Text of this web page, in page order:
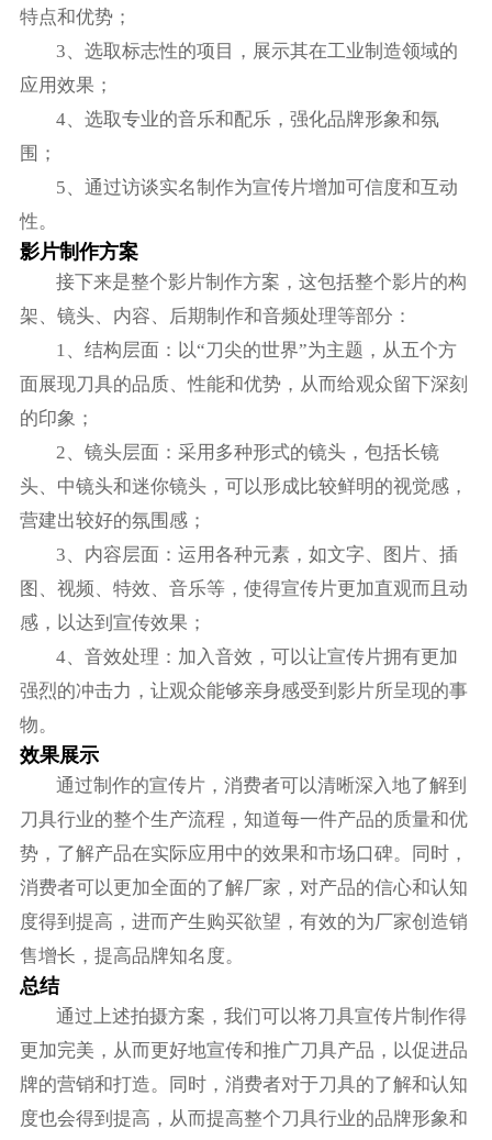
特点和优势；
3、选取标志性的项目，展示其在工业制造领域的
应用效果；
4、选取专业的音乐和配乐，强化品牌形象和氛
围；
5、通过访谈实名制作为宣传片增加可信度和互动
性。
影片制作方案
接下来是整个影片制作方案，这包括整个影片的构
架、镜头、内容、后期制作和音频处理等部分：
1、结构层面：以“刀尖的世界”为主题，从五个方
面展现刀具的品质、性能和优势，从而给观众留下深刻
的印象；
2、镜头层面：采用多种形式的镜头，包括长镜
头、中镜头和迷你镜头，可以形成比较鲜明的视觉感，
营建出较好的氛围感；
3、内容层面：运用各种元素，如文字、图片、插
图、视频、特效、音乐等，使得宣传片更加直观而且动
感，以达到宣传效果；
4、音效处理：加入音效，可以让宣传片拥有更加
强烈的冲击力，让观众能够亲身感受到影片所呈现的事
物。
效果展示
通过制作的宣传片，消费者可以清晰深入地了解到
刀具行业的整个生产流程，知道每一件产品的质量和优
势，了解产品在实际应用中的效果和市场口碑。同时，
消费者可以更加全面的了解厂家，对产品的信心和认知
度得到提高，进而产生购买欲望，有效的为厂家创造销
售增长，提高品牌知名度。
总结
通过上述拍摄方案，我们可以将刀具宣传片制作得
更加完美，从而更好地宣传和推广刀具产品，以促进品
牌的营销和打造。同时，消费者对于刀具的了解和认知
度也会得到提高，从而提高整个刀具行业的品牌形象和